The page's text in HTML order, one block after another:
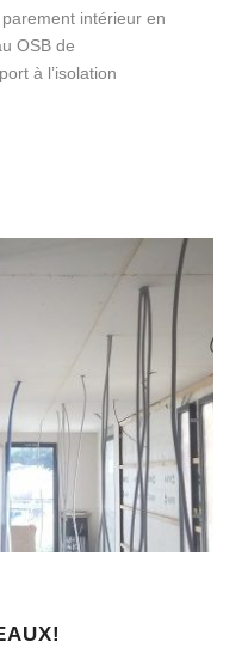
parement intérieur en
OSB de
à l’isolation